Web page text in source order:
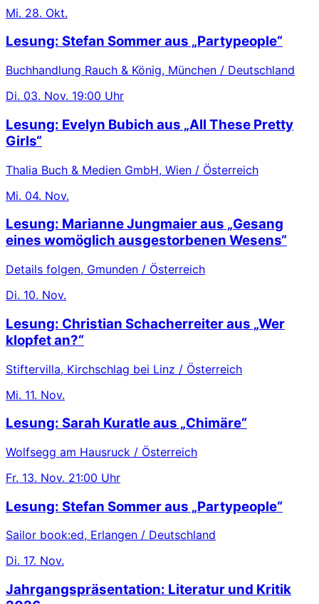
Mi. 28. Okt.
Lesung: Stefan Sommer aus „Partypeople“
Buchhandlung Rauch & König, München / Deutschland
Di. 03. Nov. 19:00 Uhr
Lesung: Evelyn Bubich aus „All These Pretty
Girls“
Thalia Buch & Medien GmbH, Wien / Österreich
Mi. 04. Nov.
Lesung: Marianne Jungmaier aus „Gesang
eines womöglich ausgestorbenen Wesens“
Details folgen, Gmunden / Österreich
Di. 10. Nov.
Lesung: Christian Schacherreiter aus „Wer
klopfet an?“
Stiftervilla, Kirchschlag bei Linz / Österreich
Mi. 11. Nov.
Lesung: Sarah Kuratle aus „Chimäre“
Wolfsegg am Hausruck / Österreich
Fr. 13. Nov. 21:00 Uhr
Lesung: Stefan Sommer aus „Partypeople“
Sailor book:ed, Erlangen / Deutschland
Di. 17. Nov.
Jahrgangspräsentation: Literatur und Kritik